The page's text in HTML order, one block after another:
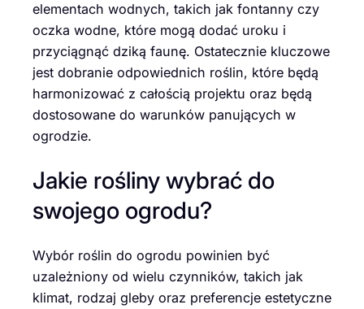
elementach wodnych, takich jak fontanny czy
oczka wodne, które mogą dodać uroku i
przyciągnąć dziką faunę. Ostatecznie kluczowe
jest dobranie odpowiednich roślin, które będą
harmonizować z całością projektu oraz będą
dostosowane do warunków panujących w
ogrodzie.
Jakie rośliny wybrać do
swojego ogrodu?
Wybór roślin do ogrodu powinien być
uzależniony od wielu czynników, takich jak
klimat, rodzaj gleby oraz preferencje estetyczne